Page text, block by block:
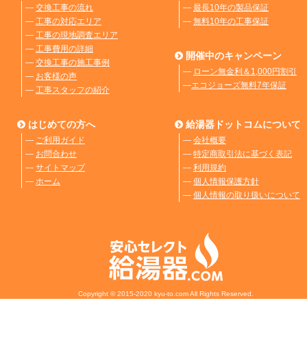
― 交換工事の流れ
― 工事の対応エリア
― 工事の現地調査エリア
― 工事費用の詳細
― 交換工事の施工事例
― お客様の声
― 工事スタッフの紹介
― 最長10年の製品保証
― 無料10年の工事保証
開催中のキャンペーン
― ローン無金利＆1,000円割引
―エコジョーズ無料7年保証
はじめての方へ
― ご利用ガイド
― お問合わせ
― サイトマップ
― ホーム
給湯器ドットコムについて
― 会社概要
― 特定商取引法に基づく表記
― 利用規約
― 個人情報保護方針
― 個人情報の取り扱いについて
Copyright © 2015-2020 kyu-to.com All Rights Reserved.